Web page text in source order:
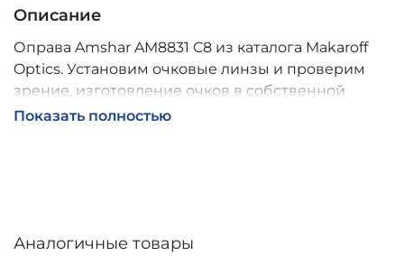
Описание
Оправа Amshar AM8831 C8 из каталога Makaroff
Optics. Установим очковые линзы и проверим
зрение, изготовление очков в собственной
мастерской, обычно 2–5 дней, индивидуальные
Показать полностью
Аналогичные товары